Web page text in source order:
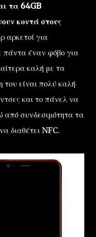
τα 64GB
κοντά στους
αρκετοί για
πάντα έναν φόβο για
καλή με τα
είναι πολύ καλή
και το πάνελ να
από συνδεσιμότητα τα
διαθέτει NFC.